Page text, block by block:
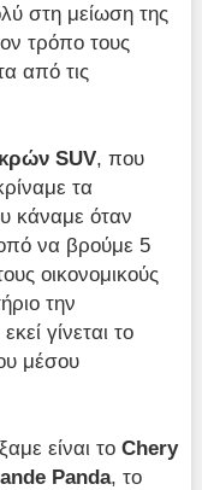
στη μείωση της
τρόπο τους
από τις
SUV, που
τα
κάναμε όταν
να βρούμε 5
οικονομικούς
την
γίνεται το
μέσου
είναι τοChery
Panda, το